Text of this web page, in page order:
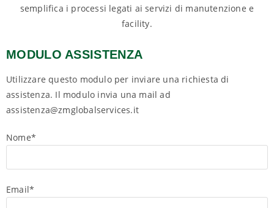
semplifica i processi legati ai servizi di manutenzione e
facility.
MODULO ASSISTENZA
Utilizzare questo modulo per inviare una richiesta di
assistenza. Il modulo invia una mail ad
assistenza@zmglobalservices.it
Nome*
Email*